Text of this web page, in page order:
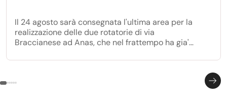
Il 24 agosto sarà consegnata l'ultima area per la
realizzazione delle due rotatorie di via
Braccianese ad Anas, che nel frattempo ha gia'
rotatoria all'incrocio con via Anguillarese.